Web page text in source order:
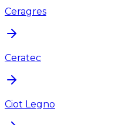
Ceragres
Ceratec
Ciot Legno